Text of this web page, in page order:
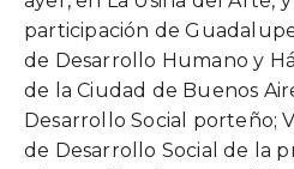
participación de
de Desarrollo Humano y
de la Ciudad de Buenos
Desarrollo Social porteño;
de Desarrollo Social de la